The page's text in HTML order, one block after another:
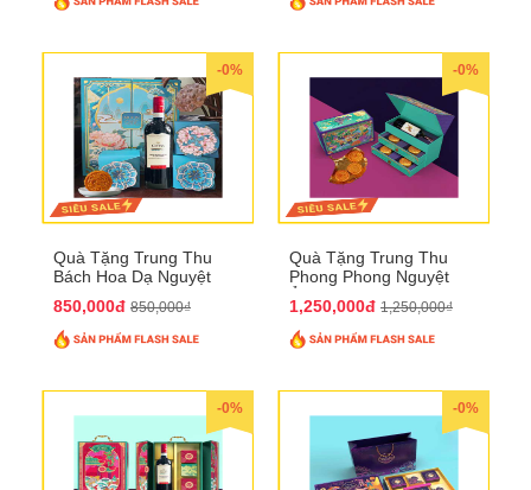
-0%
Quà Tặng Trung Thu
Bách Hoa Dạ Nguyệt
850,000đ 850,000₫
-0%
Quà Tặng Trung Thu
Phong Phong Nguyệt
1,250,000đ 1,250,000₫
-0% -0%